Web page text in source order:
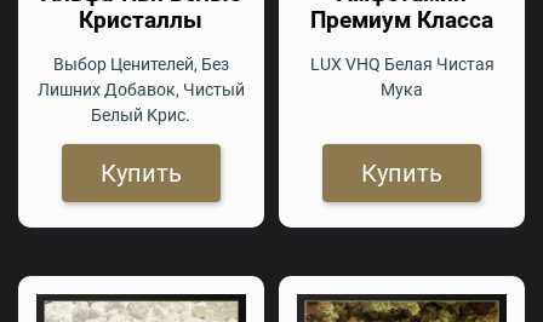
Кристаллы
Выбор Ценителей, Без
Лишних Добавок, Чистый
Белый Крис.
Купить
Премиум Класса
LUX VHQ Белая Чистая
Мука
Купить